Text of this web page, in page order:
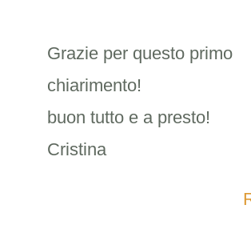
Grazie per questo primo
chiarimento!
buon tutto e a presto!
Cristina